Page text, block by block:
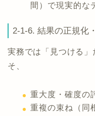
間）で現実的な
2-1-6. 結果の正規化
実務では「見つける」
そ、
重大度・確度の
重複の束ね（同